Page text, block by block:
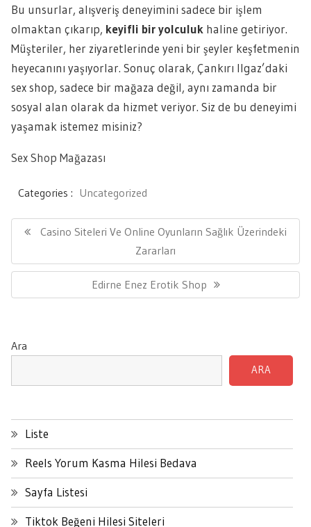
Bu unsurlar, alışveriş deneyimini sadece bir işlem
olmaktan çıkarıp, keyifli bir yolculuk haline getiriyor.
Müşteriler, her ziyaretlerinde yeni bir şeyler keşfetmenin
heyecanını yaşıyorlar. Sonuç olarak, Çankırı Ilgaz’daki
sex shop, sadece bir mağaza değil, aynı zamanda bir
sosyal alan olarak da hizmet veriyor. Siz de bu deneyimi
yaşamak istemez misiniz?
Sex Shop Mağazası
Categories : Uncategorized
gezinmesi
Previous
Casino Siteleri Ve Online Oyunların Sağlık Üzerindeki
Zararları
Next
Post:
Edirne Enez Erotik Shop
Ara
ARA
Liste
Reels Yorum Kasma Hilesi Bedava
Sayfa Listesi
Tiktok Beğeni Hilesi Siteleri